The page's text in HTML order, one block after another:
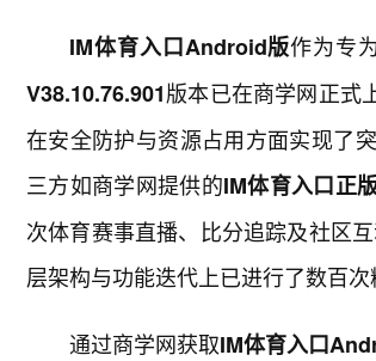
IM体育入口Android版作为专
V38.10.76.901版本已在商学网正式
在安全防护与资源占用方面实现了
三方如商学网提供的IM体育入口正
次体育赛事直播、比分追踪及社区
层架构与功能迭代上已进行了数百
通过商学网获取IM体育入口